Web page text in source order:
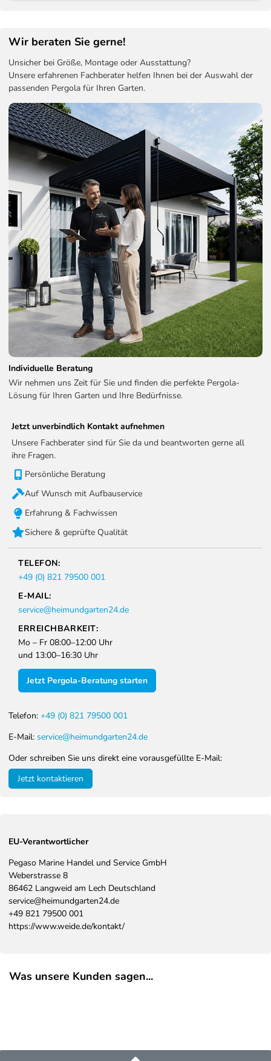
Wir beraten Sie gerne!
Unsicher bei Größe, Montage oder Ausstattung?
Unsere erfahrenen Fachberater helfen Ihnen bei der Auswahl der
passenden Pergola für Ihren Garten.
Individuelle Beratung
Wir nehmen uns Zeit für Sie und finden die perfekte Pergola-
Lösung für Ihren Garten und Ihre Bedürfnisse.
Jetzt unverbindlich Kontakt aufnehmen
Unsere Fachberater sind für Sie da und beantworten gerne all
ihre Fragen.
Persönliche Beratung
Auf Wunsch mit Aufbauservice
Erfahrung & Fachwissen
Sichere & geprüfte Qualität
TELEFON:
+49 (0) 821 79500 001
E-MAIL:
service@heimundgarten24.de
ERREICHBARKEIT:
Mo – Fr 08:00–12:00 Uhr
und 13:00–16:30 Uhr
Jetzt Pergola-Beratung starten
Telefon: +49 (0) 821 79500 001
E-Mail: service@heimundgarten24.de
Oder schreiben Sie uns direkt eine vorausgefüllte E-Mail:
Jetzt kontaktieren
EU-Verantwortlicher
Pegaso Marine Handel und Service GmbH
Weberstrasse 8
86462 Langweid am Lech Deutschland
service@heimundgarten24.de
+49 821 79500 001
https://www.weide.de/kontakt/
Was unsere Kunden sagen...